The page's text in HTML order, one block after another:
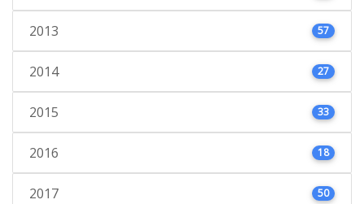
2013 57
2014 27
2015 33
2016 18
2017 50